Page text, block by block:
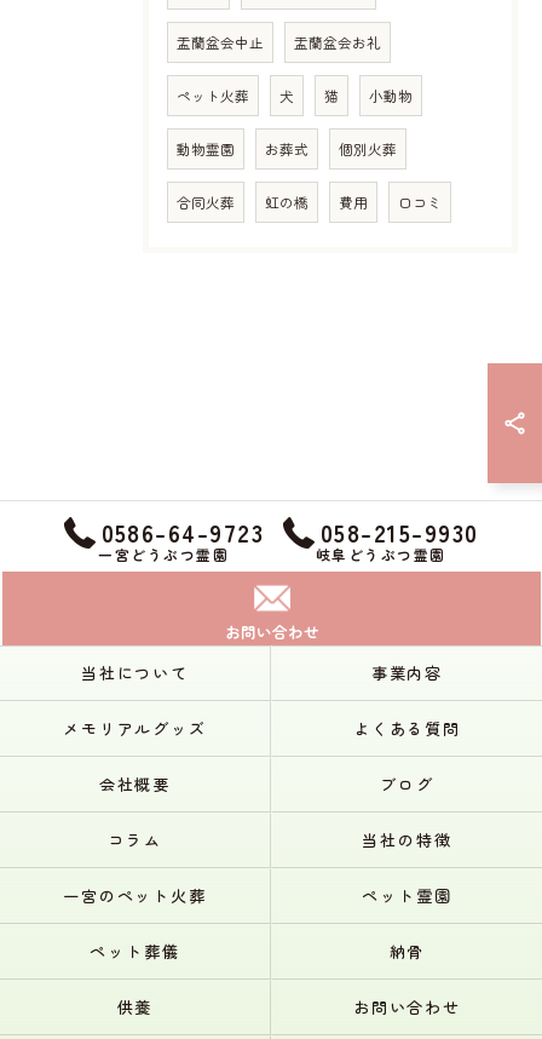
盂蘭盆会中止 盂蘭盆会お礼
ペット火葬 犬 猫 小動物
動物霊園 お葬式 個別火葬
合同火葬 虹の橋 費用 口コミ
0586-64-9723
一宮どうぶつ霊園
058-215-9930
岐阜どうぶつ霊園
お問い合わせ
当社について
事業内容
メモリアルグッズ よくある質問
会社概要 ブログ
コラム 当社の特徴
一宮のペット火葬 ペット霊園
ペット葬儀 納骨
供養 お問い合わせ